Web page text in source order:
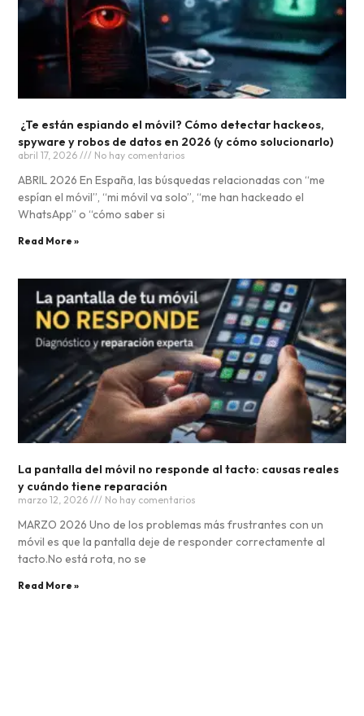
¿Te están espiando el móvil? Cómo detectar hackeos,
spyware y robos de datos en 2026 (y cómo solucionarlo)
abril 17, 2026 No hay comentarios
ABRIL 2026 En España, las búsquedas relacionadas con “me
espían el móvil”, “mi móvil va solo”, “me han hackeado el
WhatsApp” o “cómo saber si
Read More »
La pantalla del móvil no responde al tacto: causas reales
y cuándo tiene reparación
marzo 12, 2026 No hay comentarios
MARZO 2026 Uno de los problemas más frustrantes con un
móvil es que la pantalla deje de responder correctamente al
tacto.No está rota, no se
Read More »